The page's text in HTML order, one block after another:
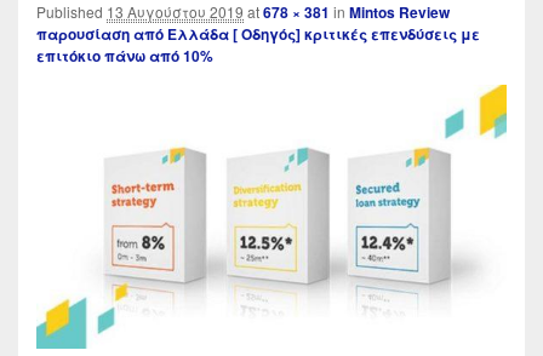
Published 13 Αυγούστου 2019 at678 × 381 in Mintos Review
παρουσίαση από Ελλάδα [ Οδηγός] κριτικές επενδύσεις με
επιτόκιο πάνω από 10%